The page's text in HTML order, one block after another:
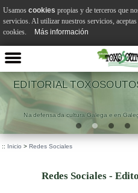
EDITORIAL
Na defensa da cultura Galega e en
:: Inicio > Redes Sociales
Redes Sociales -
Usamos cookies propias y de terceros que
servicios. Al utilizar nuestros servicios,
cookies.
Más información